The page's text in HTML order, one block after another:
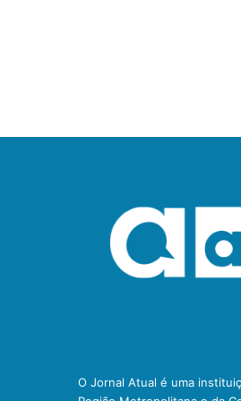
O Jornal Atual é uma